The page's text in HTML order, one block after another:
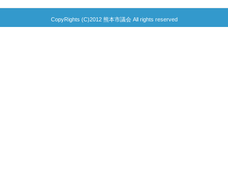
CopyRights (C)2012 熊本市議会 All rights reserved